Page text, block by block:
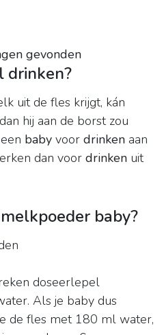
gevonden
drinken?
uit de fles krijgt, kán
dan hij aan de borst zou
baby voor drinken aan
dan voor drinken uit
baby?
doseerlepel
Als je baby dus
de fles met 180 ml water,